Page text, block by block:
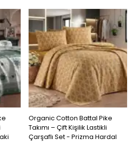
Organic Cotton Battal Pike
Takımı – Çift Kişilik Lastikli
Çarşaflı Set - Prizma Hardal